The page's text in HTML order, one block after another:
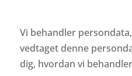
Vi behandler
vedtaget denne
dig, hvordan vi